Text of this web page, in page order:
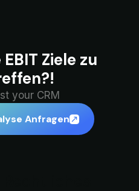
Ziele zu
your CRM
Anfragen